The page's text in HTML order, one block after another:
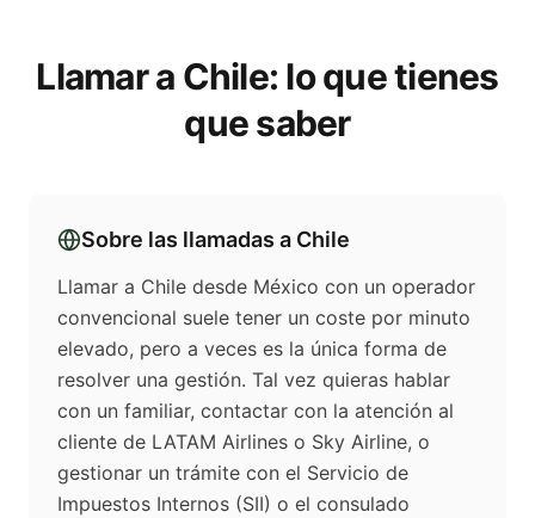
Llamar a Chile: lo que tienes
que saber
Sobre las llamadas a Chile
Llamar a Chile desde México con un operador
convencional suele tener un coste por minuto
elevado, pero a veces es la única forma de
resolver una gestión. Tal vez quieras hablar
con un familiar, contactar con la atención al
cliente de LATAM Airlines o Sky Airline, o
gestionar un trámite con el Servicio de
Impuestos Internos (SII) o el consulado